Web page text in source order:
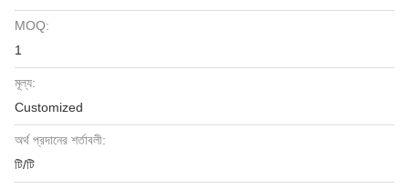
MOQ:
1
মূল্য:
Customized
অর্থ প্রদানের শর্তাবলী:
টি/টি